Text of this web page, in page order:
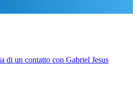
di un contatto con Gabriel Jesus